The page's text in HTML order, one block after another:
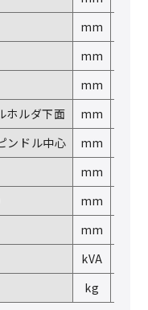
mm
mm
mm
ホルダ下面 mm
ンドル中心
mm
mm
mm
mm
kVA
kg